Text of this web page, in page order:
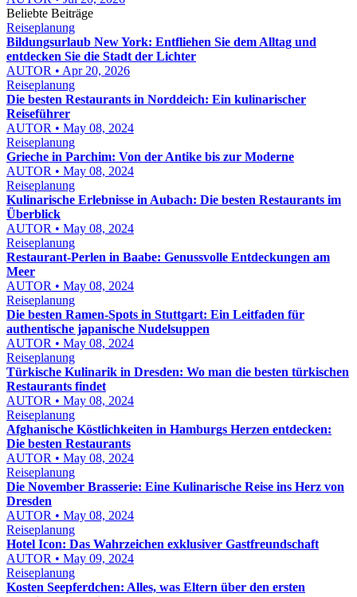
Beliebte Beiträge
Reiseplanung
Bildungsurlaub New York: Entfliehen Sie dem Alltag und
entdecken Sie die Stadt der Lichter
AUTOR • Apr 20, 2026
Reiseplanung
Die besten Restaurants in Norddeich: Ein kulinarischer
Reiseführer
AUTOR • May 08, 2024
Reiseplanung
Grieche in Parchim: Von der Antike bis zur Moderne
AUTOR • May 08, 2024
Reiseplanung
Kulinarische Erlebnisse in Aubach: Die besten Restaurants im
Überblick
AUTOR • May 08, 2024
Reiseplanung
Restaurant-Perlen in Baabe: Genussvolle Entdeckungen am
Meer
AUTOR • May 08, 2024
Reiseplanung
Die besten Ramen-Spots in Stuttgart: Ein Leitfaden für
authentische japanische Nudelsuppen
AUTOR • May 08, 2024
Reiseplanung
Türkische Kulinarik in Dresden: Wo man die besten türkischen
Restaurants findet
AUTOR • May 08, 2024
Reiseplanung
Afghanische Köstlichkeiten in Hamburgs Herzen entdecken:
Die besten Restaurants
AUTOR • May 08, 2024
Reiseplanung
Die November Brasserie: Eine Kulinarische Reise ins Herz von
Dresden
AUTOR • May 08, 2024
Reiseplanung
Hotel Icon: Das Wahrzeichen exklusiver Gastfreundschaft
AUTOR • May 09, 2024
Reiseplanung
Kosten Seepferdchen: Alles, was Eltern über den ersten